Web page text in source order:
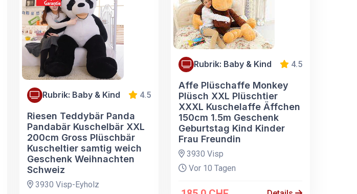
Rubrik: Baby & Kind 4.5
Riesen Teddybär Panda
Pandabär Kuschelbär XXL
200cm Gross Plüschbär
Kuscheltier samtig weich
Geschenk Weihnachten
Schweiz
3930 Visp-Eyholz
Rubrik: Baby & Kind 4.5
Affe Plüschaffe Monkey
Plüsch XXL Plüschtier
XXXL Kuschelaffe Äffchen
150cm 1.5m Geschenk
Geburtstag Kind Kinder
Frau Freundin
3930 Visp
Vor 10 Tagen